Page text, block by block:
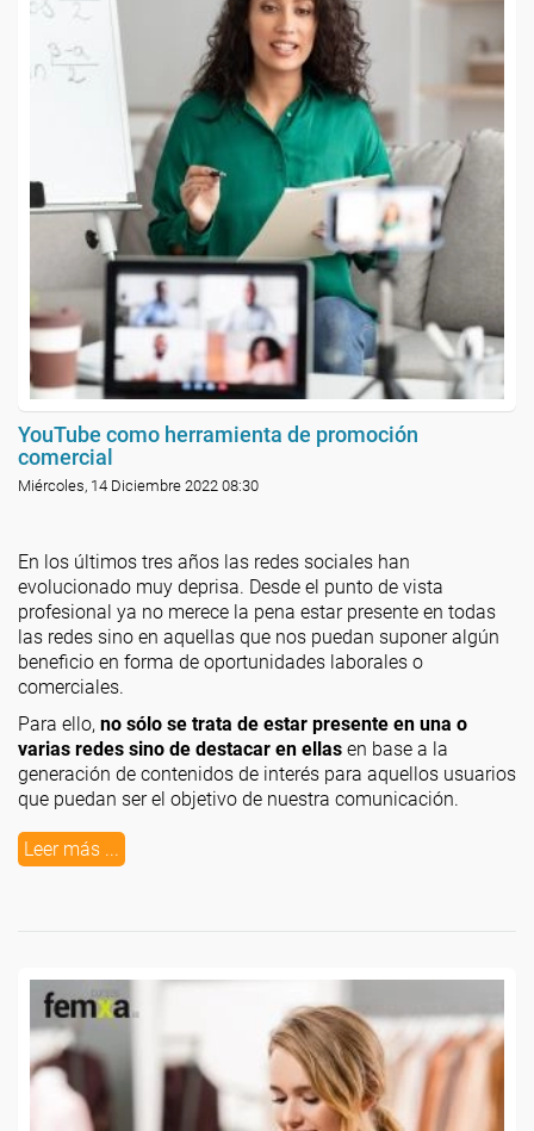
YouTube como herramienta de promoción
comercial
Miércoles, 14 Diciembre 2022 08:30
En los últimos tres años las redes sociales han
evolucionado muy deprisa. Desde el punto de vista
profesional ya no merece la pena estar presente en todas
las redes sino en aquellas que nos puedan suponer algún
beneficio en forma de oportunidades laborales o
comerciales.
Para ello, no sólo se trata de estar presente en una o
varias redes sino de destacar en ellas en base a la
generación de contenidos de interés para aquellos usuarios
que puedan ser el objetivo de nuestra comunicación.
Leer más ...